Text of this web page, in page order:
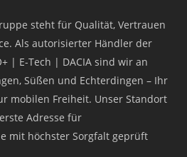
steht für Qualität, Vertrauen
Als autorisierter Händler der
| E-Tech | DACIA sind wir an
Süßen und Echterdingen – Ihr
mobilen Freiheit. Unser Standort
Adresse für
mit höchster Sorgfalt geprüft